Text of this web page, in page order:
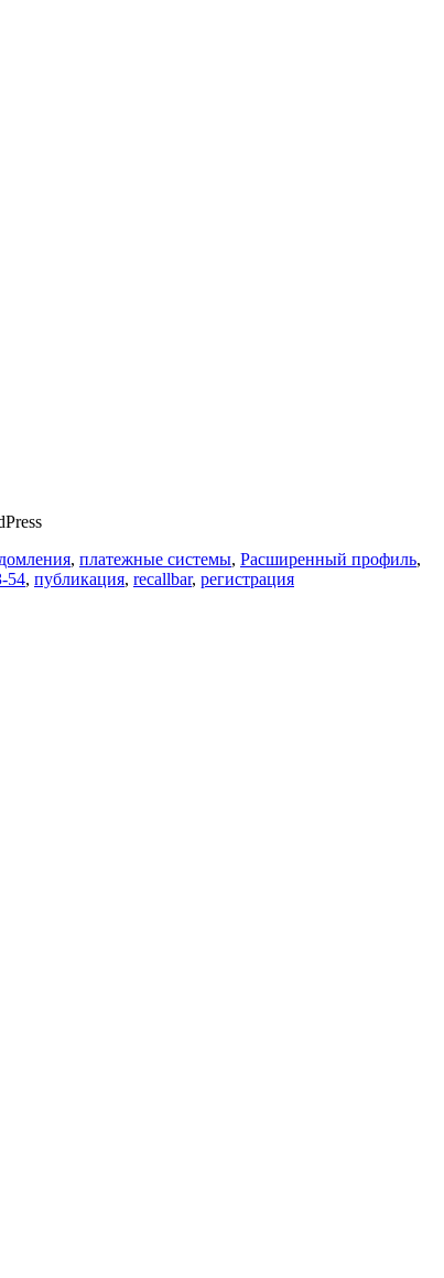
, платежные системы, Расширенный профиль,
54, публикация, recallbar, регистрация